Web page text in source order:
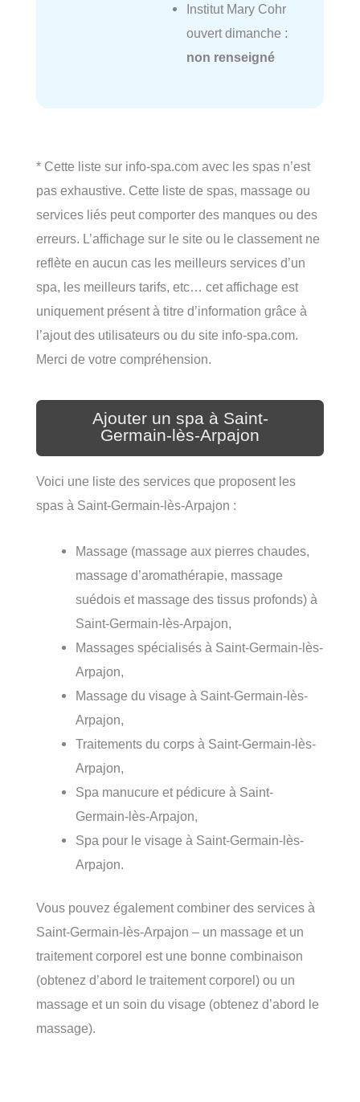
Institut Mary Cohr
ouvert dimanche :
non renseigné
* Cette liste sur info-spa.com avec les spas n’est
pas exhaustive. Cette liste de spas, massage ou
services liés peut comporter des manques ou des
erreurs. L’affichage sur le site ou le classement ne
reflète en aucun cas les meilleurs services d’un
spa, les meilleurs tarifs, etc… cet affichage est
uniquement présent à titre d’information grâce à
l’ajout des utilisateurs ou du site info-spa.com.
Merci de votre compréhension.
Ajouter un spa à Saint-
Germain-lès-Arpajon
Voici une liste des services que proposent les
spas à Saint-Germain-lès-Arpajon :
Massage (massage aux pierres chaudes,
massage d’aromathérapie, massage
suédois et massage des tissus profonds) à
Saint-Germain-lès-Arpajon,
Massages spécialisés à Saint-Germain-lès-
Arpajon,
Massage du visage à Saint-Germain-lès-
Arpajon,
Traitements du corps à Saint-Germain-lès-
Arpajon,
Spa manucure et pédicure à Saint-
Germain-lès-Arpajon,
Spa pour le visage à Saint-Germain-lès-
Arpajon.
Vous pouvez également combiner des services à
Saint-Germain-lès-Arpajon – un massage et un
traitement corporel est une bonne combinaison
(obtenez d’abord le traitement corporel) ou un
massage et un soin du visage (obtenez d’abord le
massage).